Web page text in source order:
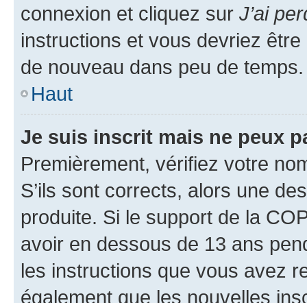
connexion et cliquez sur J’ai
instructions et vous devriez
de nouveau dans peu de temps.
Haut
Je suis inscrit mais ne peux
Premièrement, vérifiez votre
S’ils sont corrects, alors une
produite. Si le support de la
avoir en dessous de 13 ans
les instructions que vous avez
également que les nouvelles